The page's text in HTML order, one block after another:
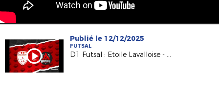
Publié le 12/12/2025
FUTSAL
D1 Futsal : Etoile Lavalloise - Montpellier Méditerranée en direct !